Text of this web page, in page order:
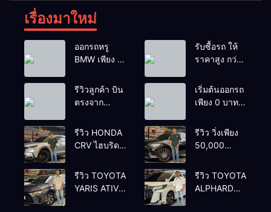
เรื่องมาใหม่
ออกรถหรู
BMW เพียง 1
รับซื้อรถ ให้
ราคาสูง กว่า
ติดไฟแนนซ์ก็
รับซื้อ
รีวิวลูกค้า บิน
ตรงจาก
รถโยรัชดา
เริ่มต้นออกรถ
เพียง 0 บาท
รีวิว HONDA
CRV ไฮบริด
eHEV ES
2024 รุ่นรอง
รีวิว วิ่งเพียง
50,000
BENZ
GLC250d
รีวิว TOYOTA
YARIS ATIV
รีวิว TOYOTA
ALPHARD